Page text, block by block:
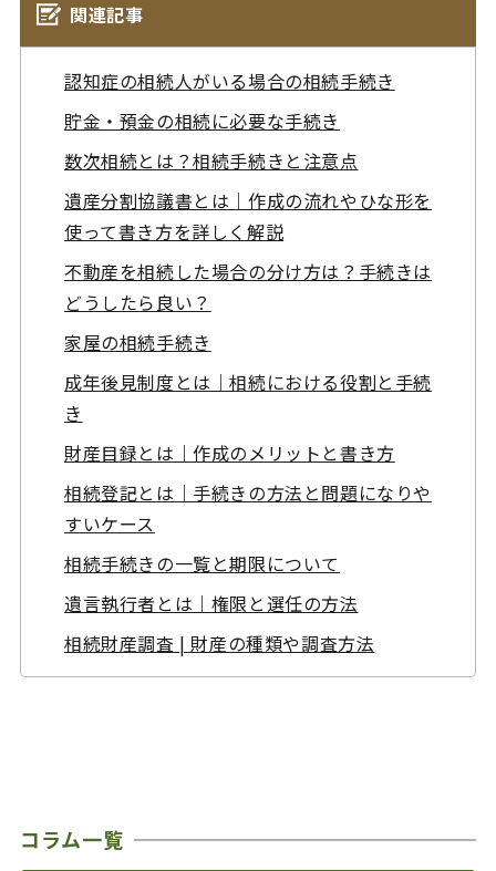
関連記事
認知症の相続人がいる場合の相続手続き
貯金・預金の相続に必要な手続き
数次相続とは？相続手続きと注意点
遺産分割協議書とは｜作成の流れやひな形を
使って書き方を詳しく解説
不動産を相続した場合の分け方は？手続きは
どうしたら良い？
家屋の相続手続き
成年後見制度とは｜相続における役割と手続
き
財産目録とは｜作成のメリットと書き方
相続登記とは｜手続きの方法と問題になりや
すいケース
相続手続きの一覧と期限について
遺言執行者とは｜権限と選任の方法
相続財産調査 | 財産の種類や調査方法
コラム一覧